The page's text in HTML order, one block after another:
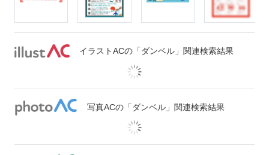
イラストACの「ダンベル」関連検索結果
写真ACの「ダンベル」関連検索結果